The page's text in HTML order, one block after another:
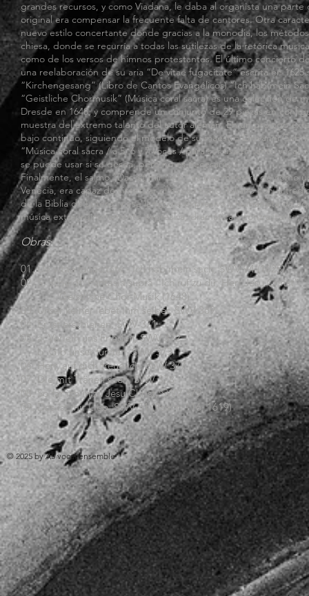
grandes recursos, y como Viadana, le daba al organista una
original era compensar la frecuente falta de cantores. Otra
nuevo estilo concertante donde gracias a la monodia, los
chiesa, donde se recurría a todas las sutilezas de la retórica
como de los versos de himnos protestantes. El último concierto
una reelaboración de su aria “De vitae fugacitate” escrita en
“Kirchengesang” (Libro de Cantos Evangélicos) “Ich hab mein
“Geistliche Chormusik” (Música coral sacra) es una colección
Dresde en 1648, y comprende un conjunto de 29 piezas en
muestra del extremo talento del autor alemán. En un prólogo
bajo continuo, siguiendo el modelo de su maestro Giovanni
“Música coral sacra / a 5, 6 y 7 voces / para ser usado tanto
se puede usar si se desea, pero no es necesario.“
Finalmente, el salmo “Das ist mir Lieb” es una muestra de cómo
Venecia, era capaz de sintetizar el nuevo estilo italiano con la
de la Biblia de Lutero, y ese lenguaje expresivo y humanista de
música extraordinariamente expresiva, dramática y contrastante,
Obras:
01. De vitae fugacitate - Ich hab mein sach, SWV 94 (1625)
02. S. Scheidt: Fantasia supra “Ich ruf zu dir, Herr Jesu Christ”
Geistliche Chor-Musik (1648)
03. Unser keiner lebet ihm selber, SWV 369
04. Er ist erschienen, SWV 371
05. a. Verleih uns Frieden, SWV 372
b. Gib unser fürsten, SWV 373
06. Herr, auf dich treue ich, SWV 377
07. Die mit Tränen saen, SWV 378
08. So far ich in zu Jesu Christ, SWV 379
09. Das ist mir Lieb, SWV 51 (Psalm 116, 1619)
© 2025 by A5 vocal ensemble